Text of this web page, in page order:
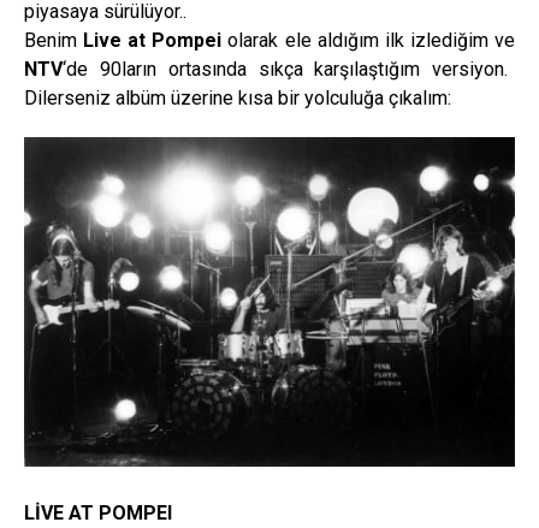
piyasaya sürülüyor..
Benim Live at Pompei olarak ele aldığım ilk izlediğim ve
NTV‘de 90ların ortasında sıkça karşılaştığım versiyon.
Dilerseniz albüm üzerine kısa bir yolculuğa çıkalım:
LİVE AT POMPEI